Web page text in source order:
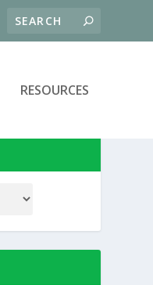
RESOURCES